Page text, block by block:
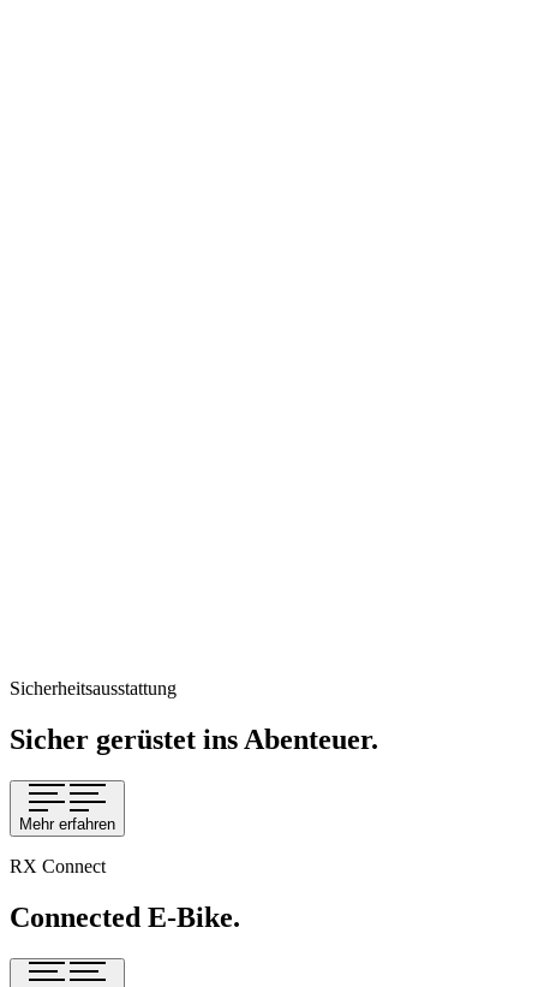
Sicherheitsausstattung
Sicher gerüstet ins Abenteuer.
Mehr erfahren
RX Connect
Connected E-Bike.